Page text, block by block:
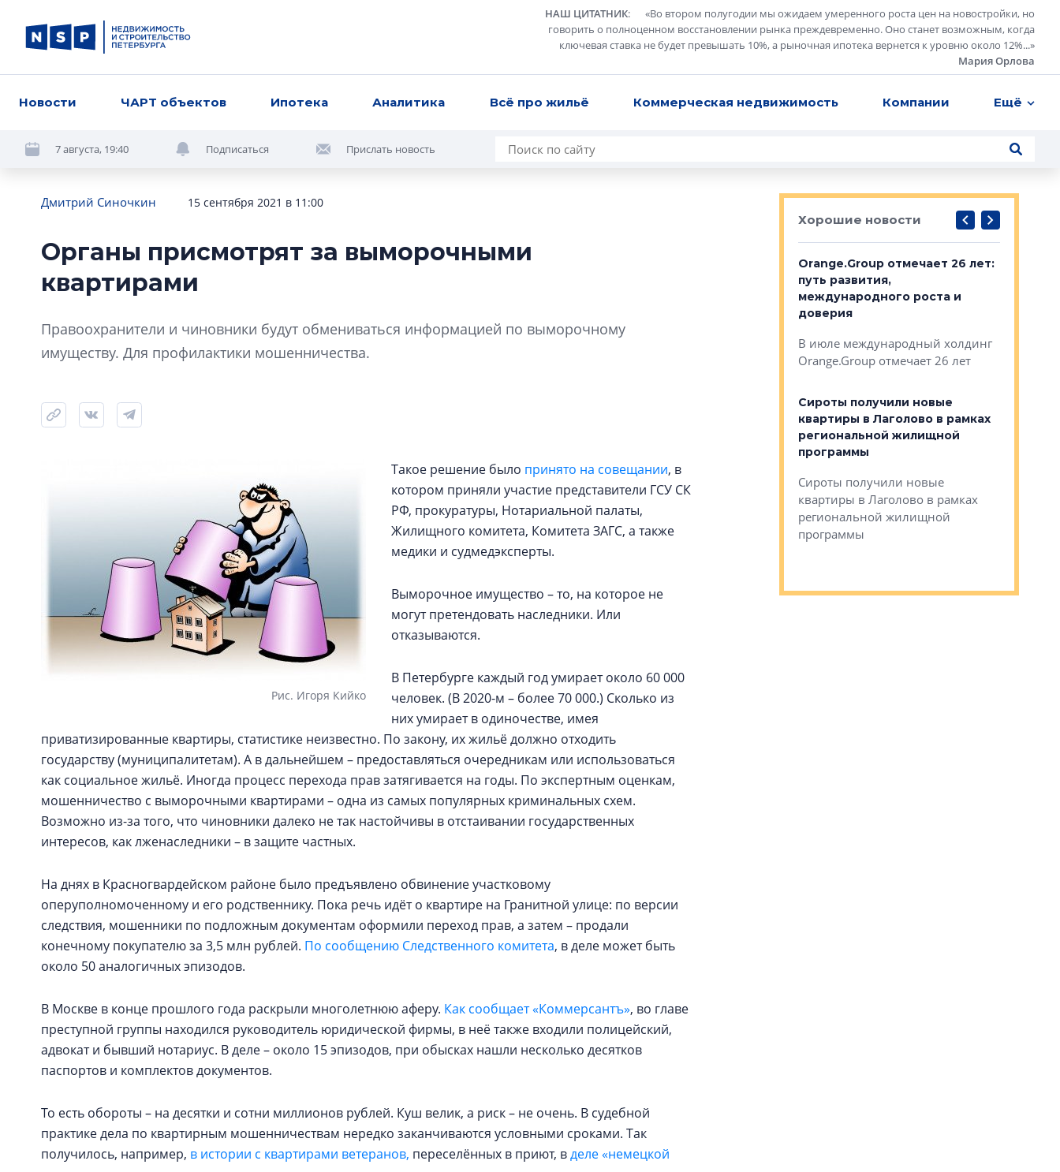
НАШ ЦИТАТНИК: «Во втором полугодии мы ожидаем умеренного роста цен на новостройки, но
говорить о полноценном восстановлении рынка преждевременно. Оно станет возможным, когда
ключевая ставка не будет превышать 10%, а рыночная ипотека вернется к уровню около 12%...»
Мария Орлова
Новости ЧАРТ объектов Ипотека Аналитика Всё про жильё Коммерческая недвижимость Компании Ещё
7 августа, 19:40 Подписаться Прислать новость
Дмитрий Синочкин 15 сентября 2021 в 11:00
Органы присмотрят за выморочными
квартирами
Правоохранители и чиновники будут обмениваться информацией по выморочному
имуществу. Для профилактики мошенничества.
Рис. Игоря Кийко
Такое решение было принято на совещании, в
котором приняли участие представители ГСУ СК
РФ, прокуратуры, Нотариальной палаты,
Жилищного комитета, Комитета ЗАГС, а также
медики и судмедэксперты.
Выморочное имущество – то, на которое не
могут претендовать наследники. Или
отказываются.
В Петербурге каждый год умирает около 60 000
человек. (В 2020-м – более 70 000.) Сколько из
них умирает в одиночестве, имея
приватизированные квартиры, статистике неизвестно. По закону, их жильё должно отходить
государству (муниципалитетам). А в дальнейшем – предоставляться очередникам или использоваться
как социальное жильё. Иногда процесс перехода прав затягивается на годы. По экспертным оценкам,
мошенничество с выморочными квартирами – одна из самых популярных криминальных схем.
Возможно из-за того, что чиновники далеко не так настойчивы в отстаивании государственных
интересов, как лженаследники – в защите частных.
На днях в Красногвардейском районе было предъявлено обвинение участковому
оперуполномоченному и его родственнику. Пока речь идёт о квартире на Гранитной улице: по версии
следствия, мошенники по подложным документам оформили переход прав, а затем – продали
конечному покупателю за 3,5 млн рублей. По сообщению Следственного комитета, в деле может быть
около 50 аналогичных эпизодов.
В Москве в конце прошлого года раскрыли многолетнюю аферу. Как сообщает «Коммерсантъ», во главе
преступной группы находился руководитель юридической фирмы, в неё также входили полицейский,
адвокат и бывший нотариус. В деле – около 15 эпизодов, при обысках нашли несколько десятков
паспортов и комплектов документов.
То есть обороты – на десятки и сотни миллионов рублей. Куш велик, а риск – не очень. В судебной
практике дела по квартирным мошенничествам нередко заканчиваются условными сроками. Так
получилось, например, в истории с квартирами ветеранов, переселённых в приют, вделе «немецкой
Хорошие новости
девятый сезон творческого
В Красногвардейском районе
центр совмещенного образования
Orange.Group отмечает 26 лет:
путь развития,
международного роста и
доверия
В июле международный холдинг
Orange.Group отмечает 26 лет
Сироты получили новые
квартиры в Лаголово в рамках
региональной жилищной
программы
Сироты получили новые
квартиры в Лаголово в рамках
региональной жилищной
программы